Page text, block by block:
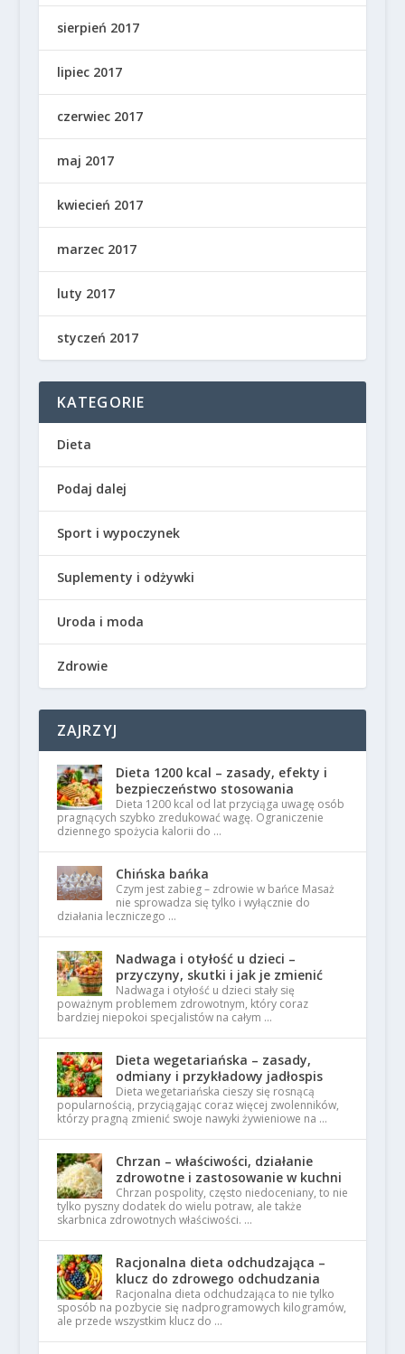
sierpień 2017
lipiec 2017
czerwiec 2017
maj 2017
kwiecień 2017
marzec 2017
luty 2017
styczeń 2017
KATEGORIE
Dieta
Podaj dalej
Sport i wypoczynek
Suplementy i odżywki
Uroda i moda
Zdrowie
ZAJRZYJ
Dieta 1200 kcal – zasady, efekty i
bezpieczeństwo stosowania
Dieta 1200 kcal od lat przyciąga uwagę osób
pragnących szybko zredukować wagę. Ograniczenie
dziennego spożycia kalorii do …
Chińska bańka
Czym jest zabieg – zdrowie w bańce Masaż
nie sprowadza się tylko i wyłącznie do
działania leczniczego …
Nadwaga i otyłość u dzieci –
przyczyny, skutki i jak je zmienić
Nadwaga i otyłość u dzieci stały się
poważnym problemem zdrowotnym, który coraz
bardziej niepokoi specjalistów na całym …
Dieta wegetariańska – zasady,
odmiany i przykładowy jadłospis
Dieta wegetariańska cieszy się rosnącą
popularnością, przyciągając coraz więcej zwolenników,
którzy pragną zmienić swoje nawyki żywieniowe na …
Chrzan – właściwości, działanie
zdrowotne i zastosowanie w kuchni
Chrzan pospolity, często niedoceniany, to nie
tylko pyszny dodatek do wielu potraw, ale także
skarbnica zdrowotnych właściwości. …
Racjonalna dieta odchudzająca –
klucz do zdrowego odchudzania
Racjonalna dieta odchudzająca to nie tylko
sposób na pozbycie się nadprogramowych kilogramów,
ale przede wszystkim klucz do …